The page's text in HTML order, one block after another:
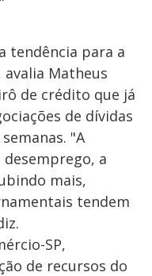
tendência para a
Matheus
de crédito que já
de dívidas
"A
a
mais,
tendem
SP,
de recursos do